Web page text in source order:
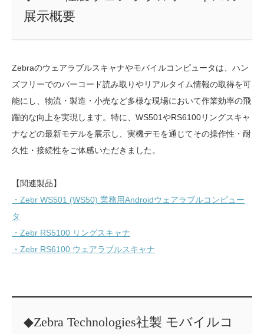
展示概要
Zebraのウェアラブルスキャナやモバイルコンピュータは、ハン
ズフリーでのバーコード読み取りやリアルタイム情報の取得を可
能にし、物流・製造・小売など多様な現場において作業効率の飛
躍的な向上を実現します。特に、WS501やRS6100リングスキャ
ナなどの最新モデルを展示し、実機デモを通じてその操作性・耐
久性・接続性をご体感いただきました。
【関連製品】
・Zebr WS501 (WS50) 業務用Androidウェアラブルコンピュー
タ
・Zebr RS5100 リングスキャナ
・Zebr RS6100 ウェアラブルスキャナ
◆Zebra Technologies社製 モバイルコ